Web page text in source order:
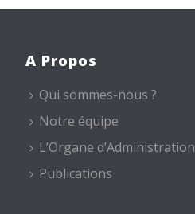
A Propos
Qui sommes-nous ?
Notre équipe
L’Organe d’Administration
Publications